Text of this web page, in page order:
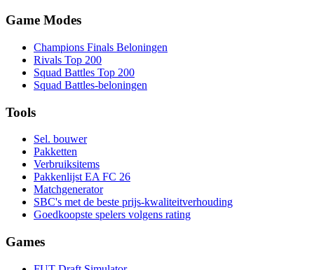
Game Modes
Champions Finals Beloningen
Rivals Top 200
Squad Battles Top 200
Squad Battles-beloningen
Tools
Sel. bouwer
Pakketten
Verbruiksitems
Pakkenlijst EA FC 26
Matchgenerator
SBC's met de beste prijs-kwaliteitverhouding
Goedkoopste spelers volgens rating
Games